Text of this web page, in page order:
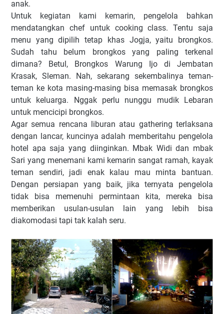
anak.
Untuk kegiatan kami kemarin, pengelola bahkan
mendatangkan chef untuk cooking class. Tentu saja
menu yang dipilih tetap khas Jogja, yaitu brongkos.
Sudah tahu belum brongkos yang paling terkenal
dimana? Betul, Brongkos Warung Ijo di Jembatan
Krasak, Sleman. Nah, sekarang sekembalinya teman-
teman ke kota masing-masing bisa memasak brongkos
untuk keluarga. Nggak perlu nunggu mudik Lebaran
untuk mencicipi brongkos.
Agar semua rencana liburan atau gathering terlaksana
dengan lancar, kuncinya adalah memberitahu pengelola
hotel apa saja yang diinginkan. Mbak Widi dan mbak
Sari yang menemani kami kemarin sangat ramah, kayak
teman sendiri, jadi enak kalau mau minta bantuan.
Dengan persiapan yang baik, jika ternyata pengelola
tidak bisa memenuhi permintaan kita, mereka bisa
memberikan usulan-usulan lain yang lebih bisa
diakomodasi tapi tak kalah seru.